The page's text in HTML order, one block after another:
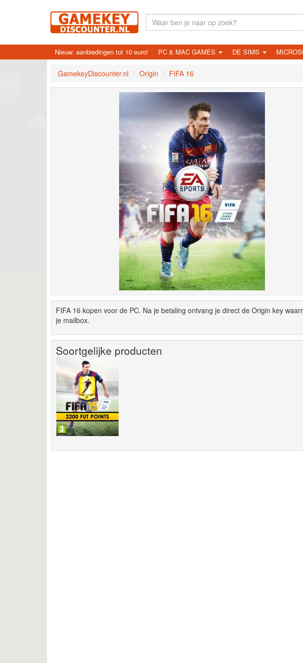
Nieuw: aanbiedingen tot 10 euro! PC & MAC GAMES DE SIMS
GamekeyDiscounter.nl Origin FIFA 16
FIFA 16 kopen voor de PC. Na je betaling ontvang je direct de Origin key
je mailbox.
Soortgelijke producten